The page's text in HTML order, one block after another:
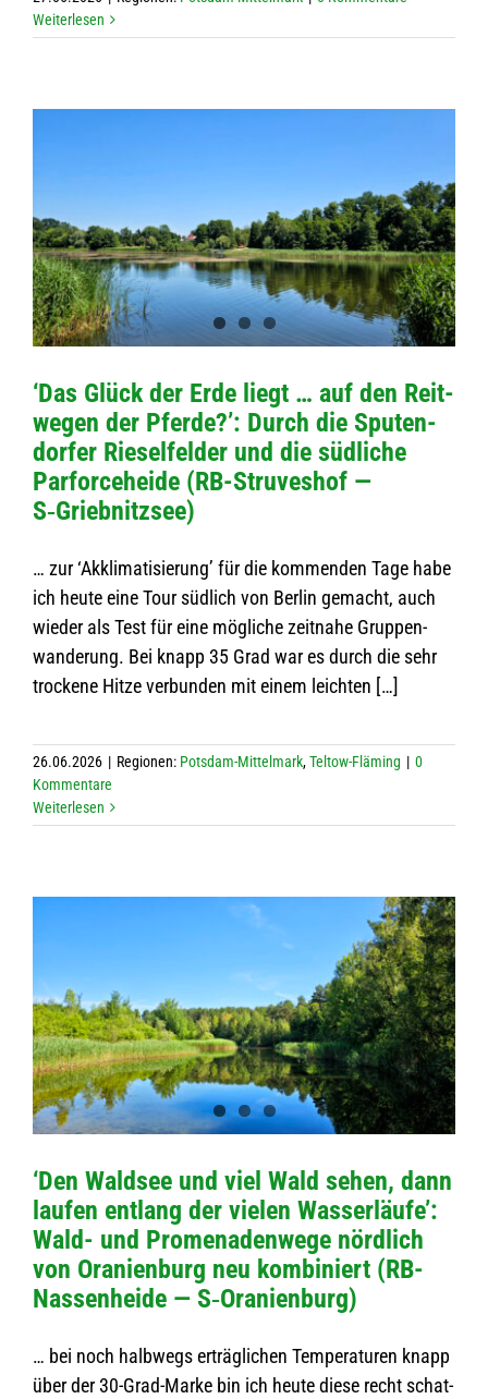
Wei­ter­le­sen
‘Das Glück der Erde liegt … auf den Reit­
we­gen der Pferde?’: Durch die Spu­ten­
dor­fer Rie­sel­fel­der und die süd­li­che
Par­force­he­ide (RB-Stru­­ves­hof —
S‑Griebnitzsee)
… zur ‘Akkli­ma­ti­sie­rung’ für die kom­men­den Tage habe
ich heute eine Tour süd­lich von Ber­lin gemacht, auch
wie­der als Test für eine mög­li­che zeit­nahe Grup­pen­
wan­de­rung. Bei knapp 35 Grad war es durch die sehr
tro­ckene Hitze ver­bun­den mit einem leichten […]
26.06.2026 | Regio­nen: Pots­dam-Mit­tel­mark,Tel­tow-Flä­ming | 0
Kom­men­tare
Wei­ter­le­sen
‘Den Wald­see und viel Wald sehen, dann
lau­fen ent­lang der vie­len Was­ser­läufe’:
Wald- und Pro­me­na­den­wege nörd­lich
von Ora­ni­en­burg neu kom­bi­niert (RB-
Nas­­sen­heide — S‑Oranienburg)
… bei noch halb­wegs erträg­li­chen Tem­pe­ra­tu­ren knapp
über der 30-Grad-Marke bin ich heute diese recht schat­